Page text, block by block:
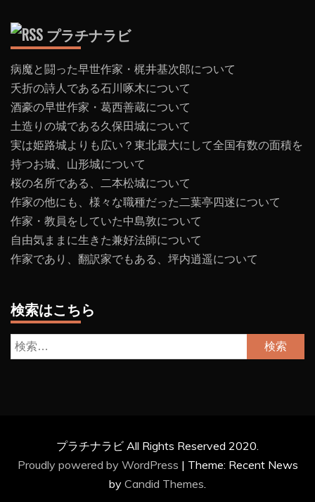
プラチナラビ
病魔と闘った早世作家・梶井基次郎について
夭折の詩人である石川啄木について
酒豪の早世作家・葛西善蔵について
土造りの城である久保田城について
実は姫路城よりも広い？東北最大にして全国有数の面積を
持つお城、山形城について
桜の名所である、二本松城について
作家の他にも、様々な職種だった二葉亭四迷について
作家・教員をしていた中島敦について
自由気ままに生きた兼好法師について
作家であり、翻訳家でもある、坪内逍遥について
検索はこちら
検
索:
プラチナラビ All Rights Reserved 2020.
Proudly powered by WordPress | Theme: Recent News
by Candid Themes